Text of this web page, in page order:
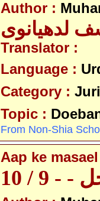
Author :
لدھیانوی
Translator :
Language :
Category :
Topic :
From Non-Shia
Aap ke
9 / 10